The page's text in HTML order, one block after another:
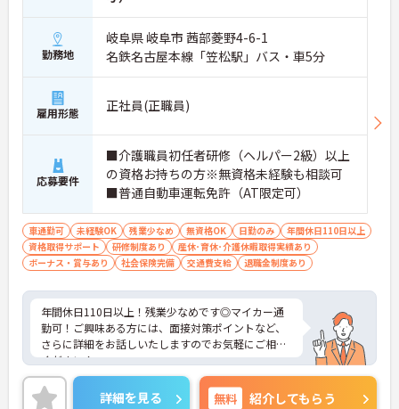
勤務地
岐阜県 岐阜市 茜部菱野4-6-1
名鉄名古屋本線「笠松駅」バス・車5分
雇用形態 正社員(正職員)
応募要件
■介護職員初任者研修（ヘルパー2級）以上
の資格お持ちの方※無資格未経験も相談可
■普通自動車運転免許（AT限定可）
車通勤可 未経験OK 残業少なめ 無資格OK 日勤のみ
年間休日110日以上
資格取得サポート
研修制度あり
産休･育休･介護休暇取得実績あり
ボーナス・賞与あり
社会保険完備 交通費支給 退職金制度あり
年間休日110日以上！残業少なめです◎マイカー通
勤可！ご興味ある方には、面接対策ポイントなど、
さらに詳細をお話しいたしますのでお気軽にご相談
ください！
詳細を見る 無料 紹介してもらう